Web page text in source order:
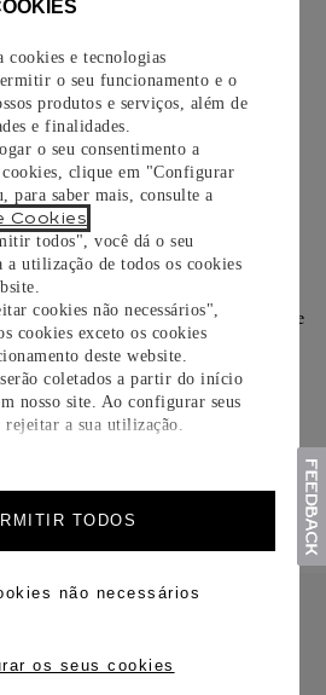
cookies e tecnologias
o seu funcionamento e o
produtos e serviços, além de
e finalidades.
o seu consentimento a
cookies, clique em "Configurar
para saber mais, consulte a
Cookies
todos", você dá o seu
a utilização de todos os cookies
cookies não necessários",
cookies exceto os cookies
deste website.
coletados a partir do início
nosso site. Ao configurar seus
a sua utilização.
TODOS
não necessários
os seus cookies
nossa e-Boutique Cartier são
para presente e oferecem a
um cartão personalizado.
mais
de entrega. Selecione o envio de
de seu pedido.
sua criação Cartier em até 30